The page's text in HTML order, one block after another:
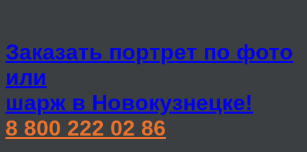
Заказать портрет по фото
или
шарж в Новокузнецке!
8 800 222 02 86